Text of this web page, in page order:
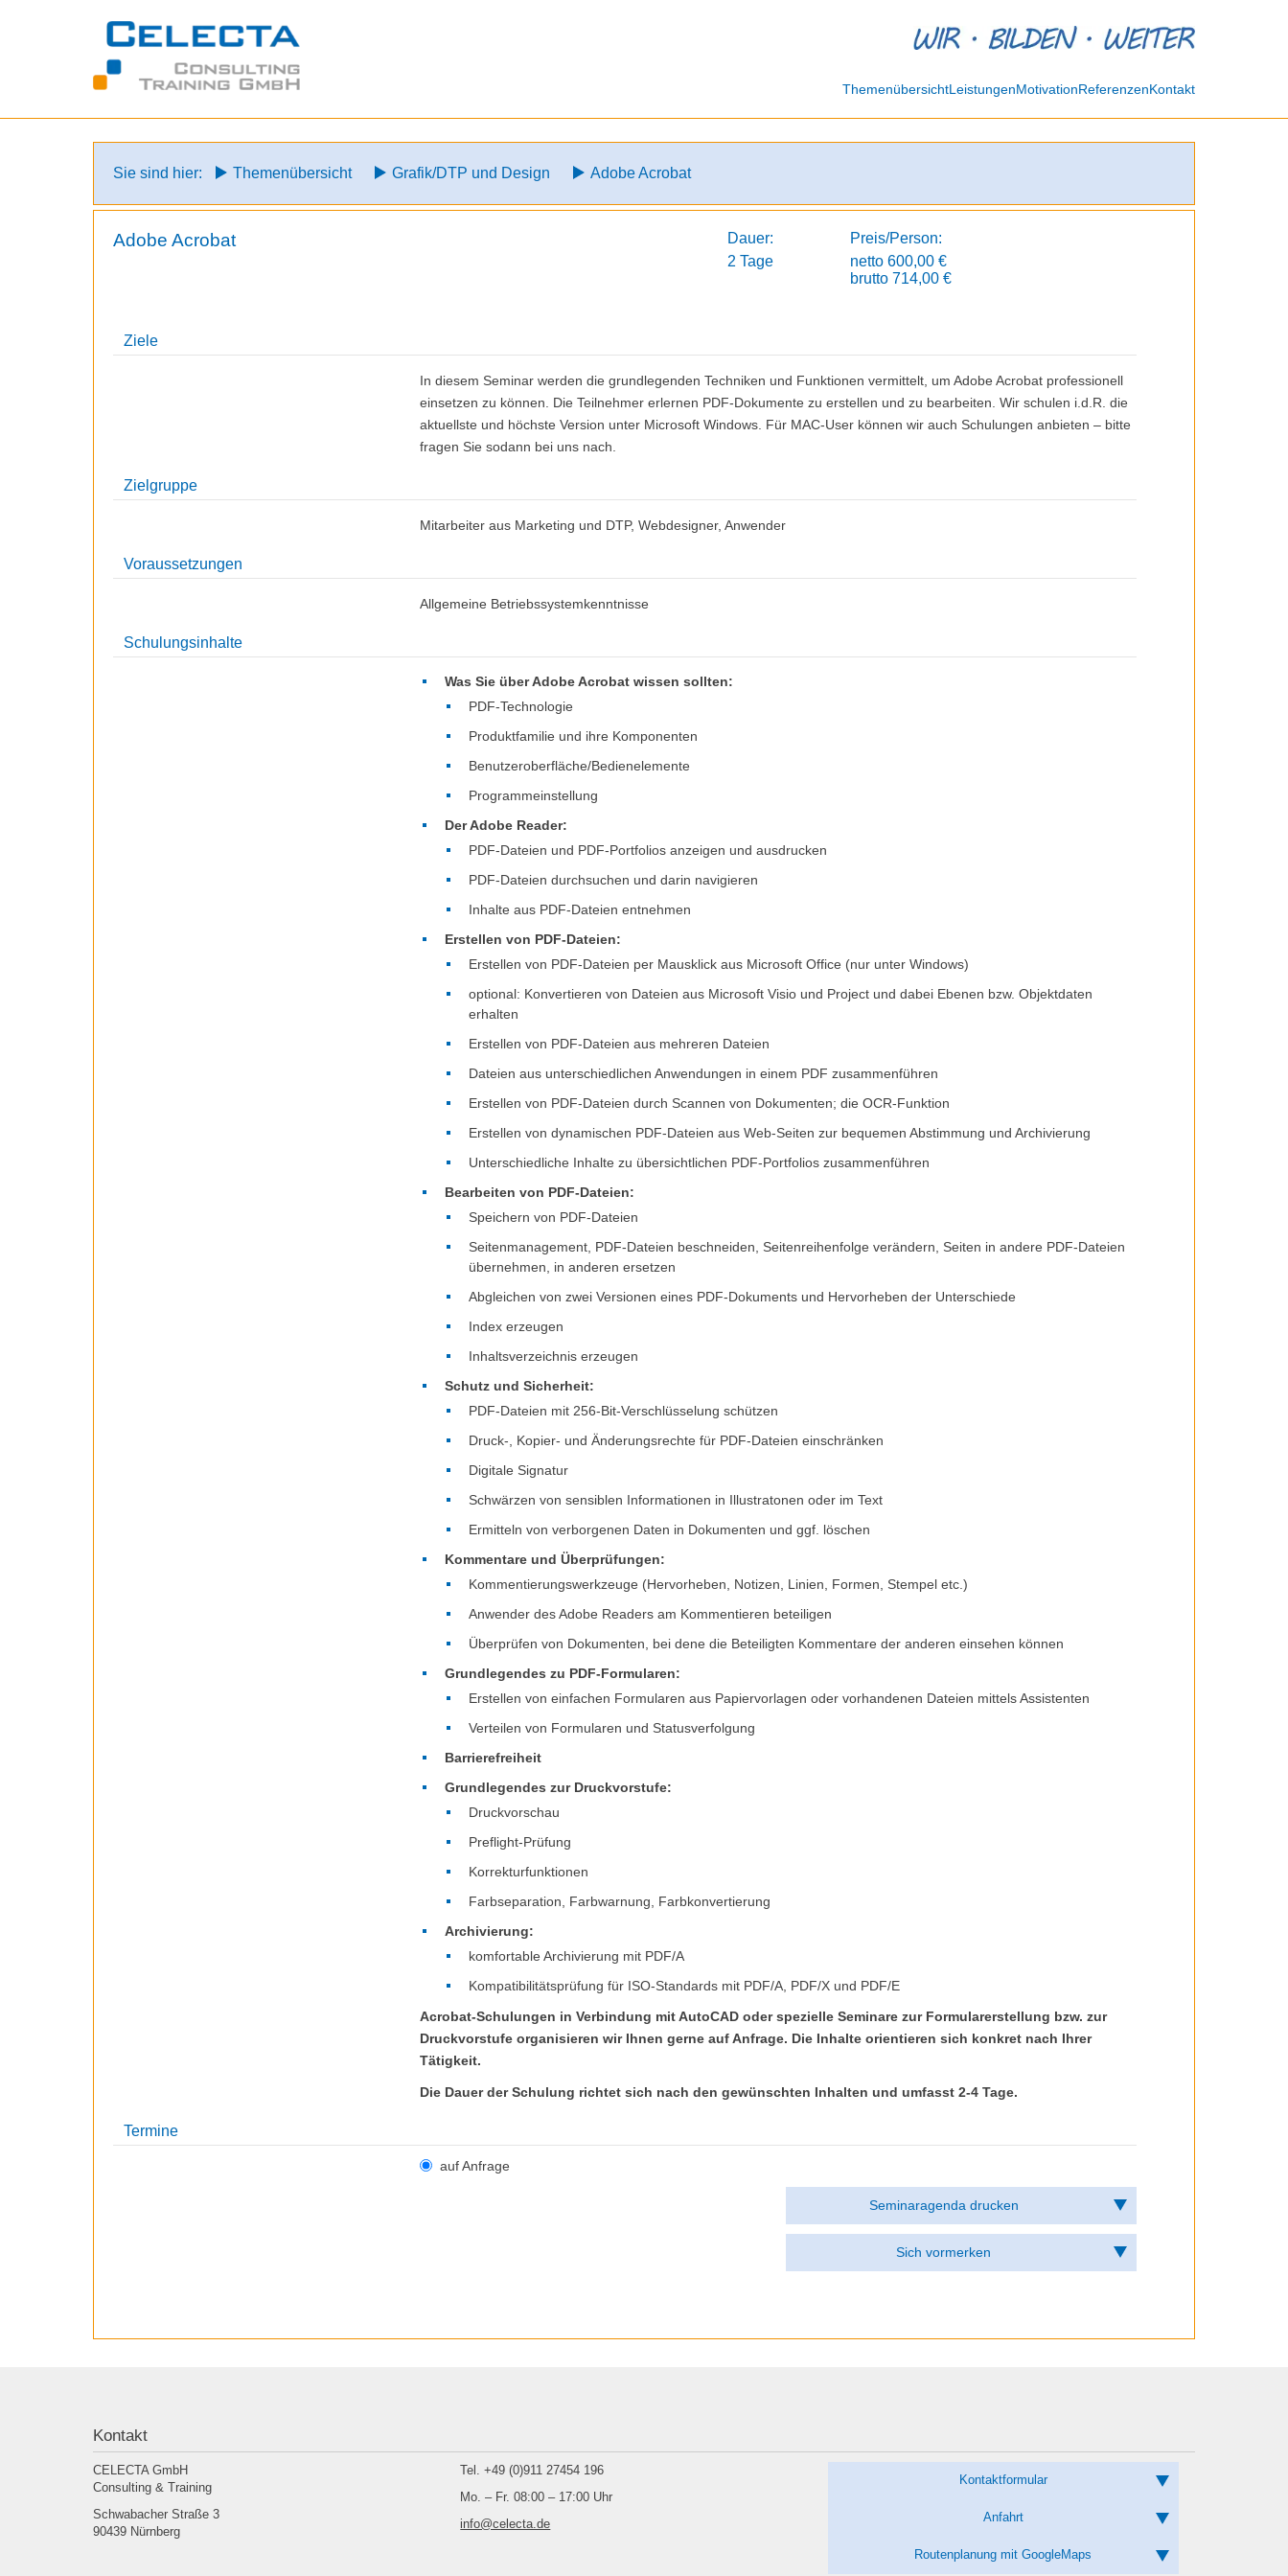
ThemenübersichtLeistungenMotivationReferenzenKontakt
Sie sind hier: Themenübersicht Grafik/DTP und Design Adobe Acrobat
Adobe Acrobat
Dauer:
2 Tage
Preis/Person:
netto 600,00 €
brutto 714,00 €
Ziele
In diesem Seminar werden die grundlegenden Techniken und Funktionen vermittelt, um Adobe Acrobat professionell
einsetzen zu können. Die Teilnehmer erlernen PDF-Dokumente zu erstellen und zu bearbeiten. Wir schulen i.d.R. die
aktuellste und höchste Version unter Microsoft Windows. Für MAC-User können wir auch Schulungen anbieten – bitte
fragen Sie sodann bei uns nach.
Zielgruppe
Mitarbeiter aus Marketing und DTP, Webdesigner, Anwender
Voraussetzungen
Allgemeine Betriebssystemkenntnisse
Schulungsinhalte
Was Sie über Adobe Acrobat wissen sollten:
PDF-Technologie
Produktfamilie und ihre Komponenten
Benutzeroberfläche/Bedienelemente
Programmeinstellung
Der Adobe Reader:
PDF-Dateien und PDF-Portfolios anzeigen und ausdrucken
PDF-Dateien durchsuchen und darin navigieren
Inhalte aus PDF-Dateien entnehmen
Erstellen von PDF-Dateien:
Erstellen von PDF-Dateien per Mausklick aus Microsoft Office (nur unter Windows)
optional: Konvertieren von Dateien aus Microsoft Visio und Project und dabei Ebenen bzw. Objektdaten
erhalten
Erstellen von PDF-Dateien aus mehreren Dateien
Dateien aus unterschiedlichen Anwendungen in einem PDF zusammenführen
Erstellen von PDF-Dateien durch Scannen von Dokumenten; die OCR-Funktion
Erstellen von dynamischen PDF-Dateien aus Web-Seiten zur bequemen Abstimmung und Archivierung
Unterschiedliche Inhalte zu übersichtlichen PDF-Portfolios zusammenführen
Bearbeiten von PDF-Dateien:
Speichern von PDF-Dateien
Seitenmanagement, PDF-Dateien beschneiden, Seitenreihenfolge verändern, Seiten in andere PDF-Dateien
übernehmen, in anderen ersetzen
Abgleichen von zwei Versionen eines PDF-Dokuments und Hervorheben der Unterschiede
Index erzeugen
Inhaltsverzeichnis erzeugen
Schutz und Sicherheit:
PDF-Dateien mit 256-Bit-Verschlüsselung schützen
Druck-, Kopier- und Änderungsrechte für PDF-Dateien einschränken
Digitale Signatur
Schwärzen von sensiblen Informationen in Illustratonen oder im Text
Ermitteln von verborgenen Daten in Dokumenten und ggf. löschen
Kommentare und Überprüfungen:
Kommentierungswerkzeuge (Hervorheben, Notizen, Linien, Formen, Stempel etc.)
Anwender des Adobe Readers am Kommentieren beteiligen
Überprüfen von Dokumenten, bei dene die Beteiligten Kommentare der anderen einsehen können
Grundlegendes zu PDF-Formularen:
Erstellen von einfachen Formularen aus Papiervorlagen oder vorhandenen Dateien mittels Assistenten
Verteilen von Formularen und Statusverfolgung
Barrierefreiheit
Grundlegendes zur Druckvorstufe:
Druckvorschau
Preflight-Prüfung
Korrekturfunktionen
Farbseparation, Farbwarnung, Farbkonvertierung
Archivierung:
komfortable Archivierung mit PDF/A
Kompatibilitätsprüfung für ISO-Standards mit PDF/A, PDF/X und PDF/E
Acrobat-Schulungen in Verbindung mit AutoCAD oder spezielle Seminare zur Formularerstellung bzw. zur
Druckvorstufe organisieren wir Ihnen gerne auf Anfrage. Die Inhalte orientieren sich konkret nach Ihrer
Tätigkeit.
Die Dauer der Schulung richtet sich nach den gewünschten Inhalten und umfasst 2-4 Tage.
Termine
auf Anfrage
Kontakt
CELECTA GmbH
Consulting & Training
Schwabacher Straße 3
90439 Nürnberg
Tel. +49 (0)911 27454 196
Mo. – Fr. 08:00 – 17:00 Uhr
info@celecta.de
Kontaktformular
Anfahrt
Routenplanung mit GoogleMaps